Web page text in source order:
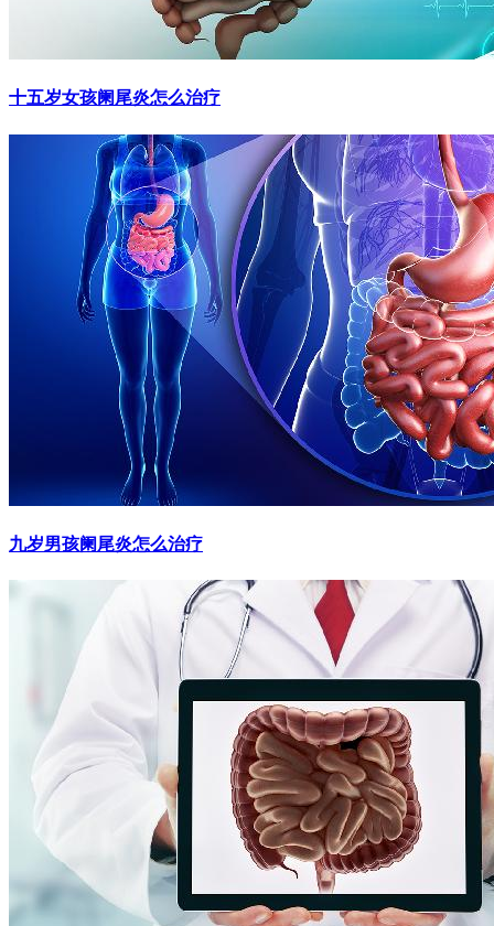
十五岁女孩阑尾炎怎么治疗
九岁男孩阑尾炎怎么治疗